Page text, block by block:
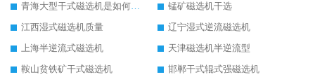
青海大型干式磁选机是如何选矿的
锰矿磁选机干选
江西湿式磁选机质量
辽宁湿式逆流磁选机
上海半逆流式磁选机
天津磁选机半逆流型
鞍山贫铁矿干式磁选机
邯郸干式辊式强磁选机